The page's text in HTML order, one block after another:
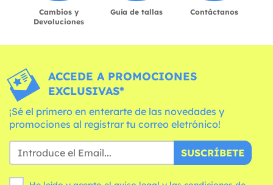
Cambios y
Devoluciones
Guía de tallas Contáctanos
ACCEDE A PROMOCIONES
EXCLUSIVAS*
¡Sé el primero en enterarte de las novedades y
promociones al registrar tu correo eletrónico!
SUSCRÍBETE